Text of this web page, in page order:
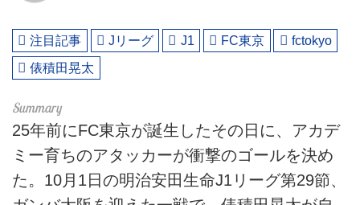
注目記事 Jリーグ J1 FC東京
fctokyo
俵積田晃太
25年前にFC東京が誕生したその日に、アカデ
ミー育ちのアタッカーが衝撃のゴールを決め
た。10月1日の明治安田生命J1リーグ第29節、